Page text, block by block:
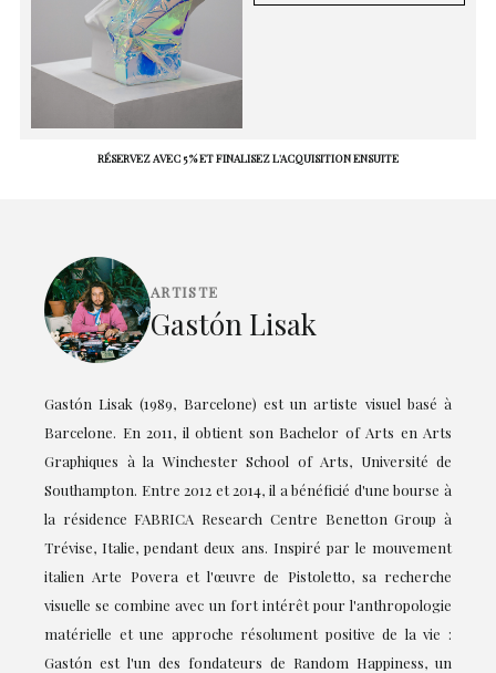
RÉSERVEZ AVEC 5 % ET FINALISEZ L'ACQUISITION ENSUITE
ARTISTE
Gastón Lisak
Gastón Lisak (1989, Barcelone) est un artiste visuel basé à
Barcelone. En 2011, il obtient son Bachelor of Arts en Arts
Graphiques à la Winchester School of Arts, Université de
Southampton. Entre 2012 et 2014, il a bénéficié d'une bourse à
la résidence FABRICA Research Centre Benetton Group à
Trévise, Italie, pendant deux ans. Inspiré par le mouvement
italien Arte Povera et l'œuvre de Pistoletto, sa recherche
visuelle se combine avec un fort intérêt pour l'anthropologie
matérielle et une approche résolument positive de la vie :
Gastón est l'un des fondateurs de Random Happiness, un